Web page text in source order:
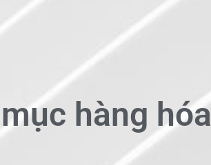
hàng hóa